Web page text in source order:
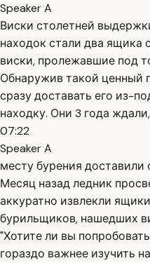
Speaker A
Виски столетней
находок стали два ящика
виски, пролежавшие под
Обнаружив такой ценный
сразу доставать его из-
находку. Они 3 года
07:22
Speaker A
месту бурения доставили
Месяц назад ледник
аккуратно извлекли
бурильщиков, нашедших
"Хотите ли вы
гораздо важнее изучить